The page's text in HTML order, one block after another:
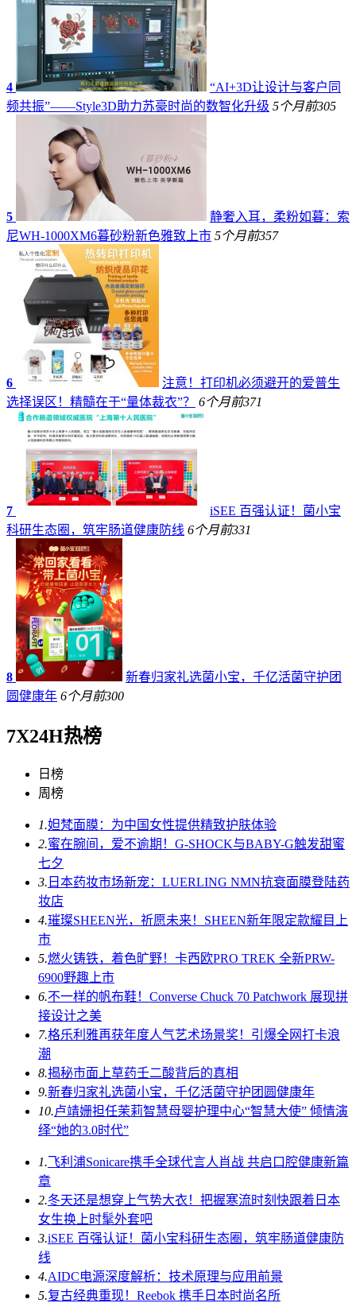
4
“AI+3D让设计与客户同
频共振”——Style3D助力苏豪时尚的数智化升级 5个月前305
5
静奢入耳，柔粉如暮：索
尼WH-1000XM6暮砂粉新色雅致上市 5个月前357
6
注意！打印机必须避开的爱普生
选择误区！精髓在于“量体裁衣”？
6个月前371
7
iSEE 百强认证！菌小宝
科研生态圈，筑牢肠道健康防线 6个月前331
8
新春归家礼选菌小宝，千亿活菌守护团
圆健康年 6个月前300
7X24H热榜
日榜
周榜
1.妲梵面膜：为中国女性提供精致护肤体验
2.蜜在腕间，爱不逾期！G-SHOCK与BABY-G触发甜蜜
七夕
3. 日本药妆市场新宠：LUERLING NMN抗衰面膜登陆药
妆店
4.璀璨SHEEN光，祈愿未来！SHEEN新年限定款耀目上
市
5.燃火铸铁，着色旷野！卡西欧PRO TREK 全新PRW-
6900野趣上市
6.不一样的帆布鞋！Converse Chuck 70 Patchwork 展现拼
接设计之美
7.格乐利雅再获年度人气艺术场景奖！引爆全网打卡浪
潮
8.揭秘市面上草药壬二酸背后的真相
9.新春归家礼选菌小宝，千亿活菌守护团圆健康年
10.卢靖姗担任茉莉智慧母婴护理中心“智慧大使” 倾情演
绎“她的3.0时代”
1.飞利浦Sonicare携手全球代言人肖战 共启口腔健康新篇
章
2.冬天还是想穿上气势大衣！把握寒流时刻快跟着日本
女生换上时髦外套吧
3.iSEE 百强认证！菌小宝科研生态圈，筑牢肠道健康防
线
4.AIDC电源深度解析：技术原理与应用前景
5.复古经典重现！Reebok 携手日本时尚名所